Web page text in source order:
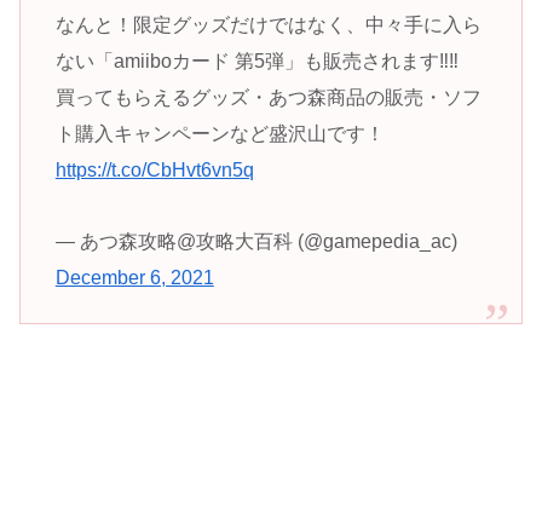
なんと！限定グッズだけではなく、中々手に入ら
ない「amiiboカード 第5弾」も販売されます‼️‼️
買ってもらえるグッズ・あつ森商品の販売・ソフ
ト購入キャンペーンなど盛沢山です！
https://t.co/CbHvt6vn5q
— あつ森攻略@攻略大百科 (@gamepedia_ac)
December 6, 2021